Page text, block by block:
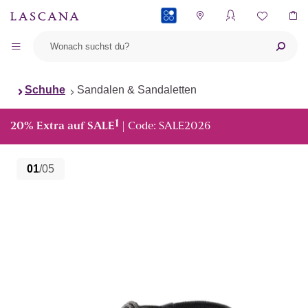
Schuhe Sandalen & Sandaletten
20% Extra auf SALE1 | Code: SALE2026
01/05